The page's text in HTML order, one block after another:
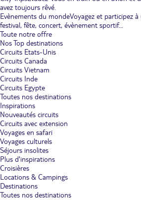
avez toujours rêvé.
Evènements du mondeVoyagez et participez
festival, fête, concert, évènement sportif...
Toute notre offre
Nos Top destinations
Circuits Etats-Unis
Circuits Canada
Circuits Vietnam
Circuits Inde
Circuits Egypte
Toutes nos destinations
Inspirations
Nouveautés circuits
Circuits avec extension
Voyages en safari
Voyages culturels
Séjours insolites
Plus d'inspirations
Croisières
Locations & Campings
Destinations
Toutes nos destinations